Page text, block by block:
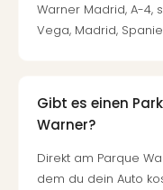
Warner Madrid, A-4,
Vega, Madrid,
Gibt es einen
Warner?
Direkt am Parque
dem du dein Auto